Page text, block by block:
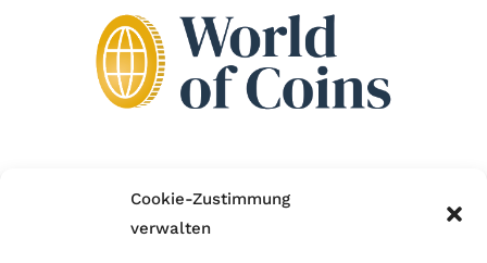
Cookie-Zustimmung
verwalten
Wir sind Mitglied im Händlerbund!